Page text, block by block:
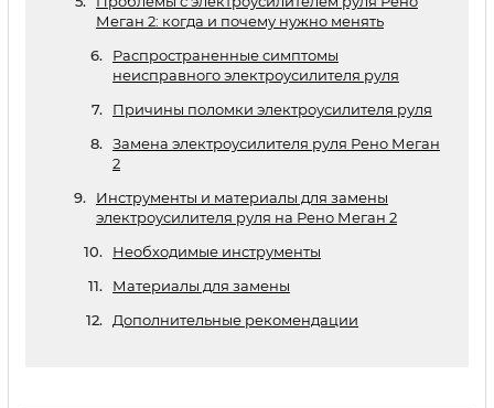
Меган 2: когда и почему нужно менять
Распространенные симптомы
неисправного электроусилителя руля
Причины поломки электроусилителя руля
Замена электроусилителя руля Рено Меган
2
Инструменты и материалы для замены
электроусилителя руля на Рено Меган 2
Необходимые инструменты
Материалы для замены
Дополнительные рекомендации